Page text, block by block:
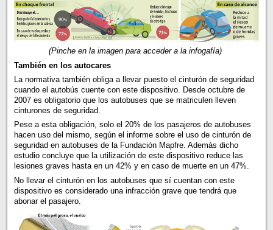
(Pinche en la imagen para acceder a la infogafía)
También en los autocares
La normativa también obliga a llevar puesto el cinturón de seguridad
cuando el autobús cuente con este dispositivo. Desde octubre de
2007 es obligatorio que los autobuses que se matriculen lleven
cinturones de seguridad.
Pese a esta obligación, solo el 20% de los pasajeros de autobuses
hacen uso del mismo, según el informe sobre el uso de cinturón de
seguridad en autobuses de la Fundación Mapfre. Además dicho
estudio concluye que la utilización de este dispositivo reduce las
lesiones graves hasta en un 42% y en caso de muerte en un 47%.
No llevar el cinturón en los autobuses que sí cuentan con este
dispositivo es considerado una infracción grave que tendrá que
abonar el pasajero.